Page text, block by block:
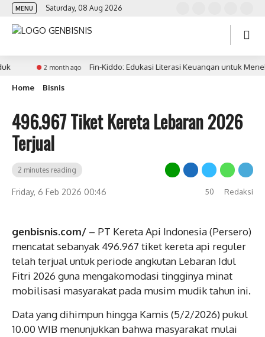
MENU Saturday, 08 Aug 2026
2 month ago Fin-Kiddo: Edukasi Literasi Keuangan untuk
Home Bisnis
496.967 Tiket Kereta Lebaran 2026
Terjual
2 minutes reading
Friday, 6 Feb 2026 00:46 50 Redaksi
genbisnis.com/ – PT Kereta Api Indonesia (Persero)
mencatat sebanyak 496.967 tiket kereta api reguler
telah terjual untuk periode angkutan Lebaran Idul
Fitri 2026 guna mengakomodasi tingginya minat
mobilisasi masyarakat pada musim mudik tahun ini.
Data yang dihimpun hingga Kamis (5/2/2026) pukul
10.00 WIB menunjukkan bahwa masyarakat mulai